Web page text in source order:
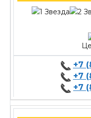
+7
+7
+7